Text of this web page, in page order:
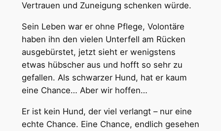
Vertrauen und Zuneigung schenken würde.
Sein Leben war er ohne Pflege, Volontäre
haben ihn den vielen Unterfell am Rücken
ausgebürstet, jetzt sieht er wenigstens
etwas hübscher aus und hofft so sehr zu
gefallen. Als schwarzer Hund, hat er kaum
eine Chance… Aber wir hoffen…
Er ist kein Hund, der viel verlangt – nur eine
echte Chance. Eine Chance, endlich gesehen